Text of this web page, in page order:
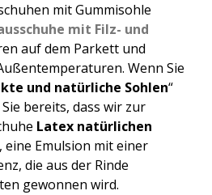
mit Gummisohle
mit Filz- und
auf dem Parkett und
Wenn Sie
und natürliche Sohlen“
bereits, dass wir zur
Latex natürlichen
eine Emulsion mit einer
die aus der Rinde
gewonnen wird.